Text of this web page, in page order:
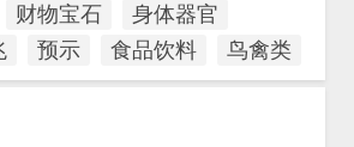
财物宝石
身体器官
预示 食品饮料 鸟禽类